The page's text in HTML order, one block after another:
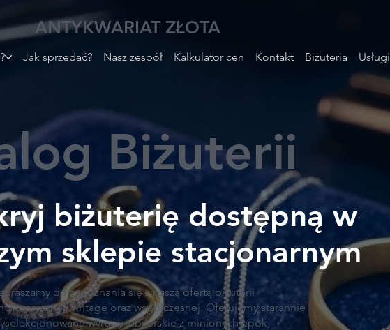
ANTYKWARIAT ZŁOTA
Jak sprzedać? Nasz zespół Kalkulator cen Kontakt Biżuteria Usługi
Biżuterii
biżuterię dostępną w
sklepie stacjonarnym
do zapoznania się z naszą ofertą biżuterii
vintage oraz współczesnej. Oferujemy starannie
wyroby jubilerskie z minionych epok,